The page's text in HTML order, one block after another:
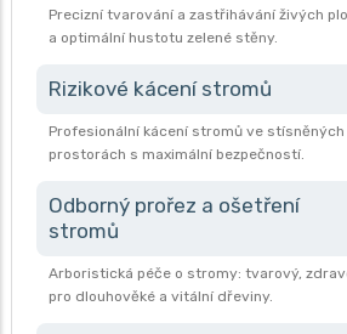
Precizní tvarování a zastřihávání živých
a optimální hustotu zelené stěny.
Rizikové kácení stromů
Profesionální kácení stromů ve
prostorách s maximální bezpečností.
Odborný prořez a ošetření
stromů
Arboristická péče o stromy: tvarový,
pro dlouhověké a vitální dřeviny.